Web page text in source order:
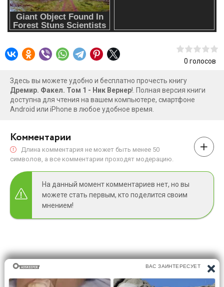
0 голосов
Здесь вы можете удобно и бесплатно прочесть книгу
Дремир. Факел. Том 1 - Ник Вернер!. Полная версия книги
доступна для чтения на вашем компьютере, смартфоне
Android или iPhone в любое удобное время.
Комментарии
Длина комментария не может быть менее 50
символов, а все комментарии проходят модерацию.
На данный момент комментариев нет, но вы
можете стать первым, кто поделится своим
мнением!